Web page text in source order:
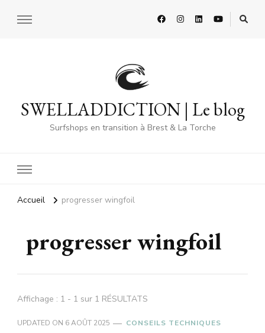
SWELLADDICTION | Le blog
Surfshops en transition à Brest & La Torche
Accueil progresser wingfoil
progresser wingfoil
Affichage : 1 - 1 sur 1 RÉSULTATS
UPDATED ON 6 AOÛT 2025 CONSEILS TECHNIQUES